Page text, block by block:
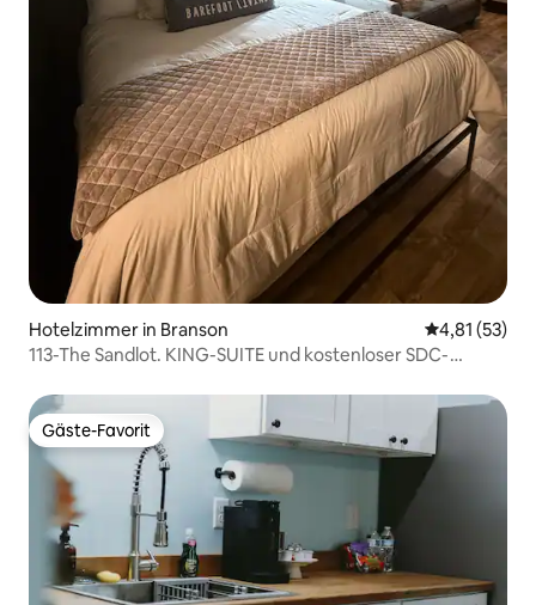
Hotelzimmer in Branson
4,81 (53)
113-The Sandlot. KING-SUITE und kostenloser SDC-
Gäste-Favorit
Gäste-Favorit